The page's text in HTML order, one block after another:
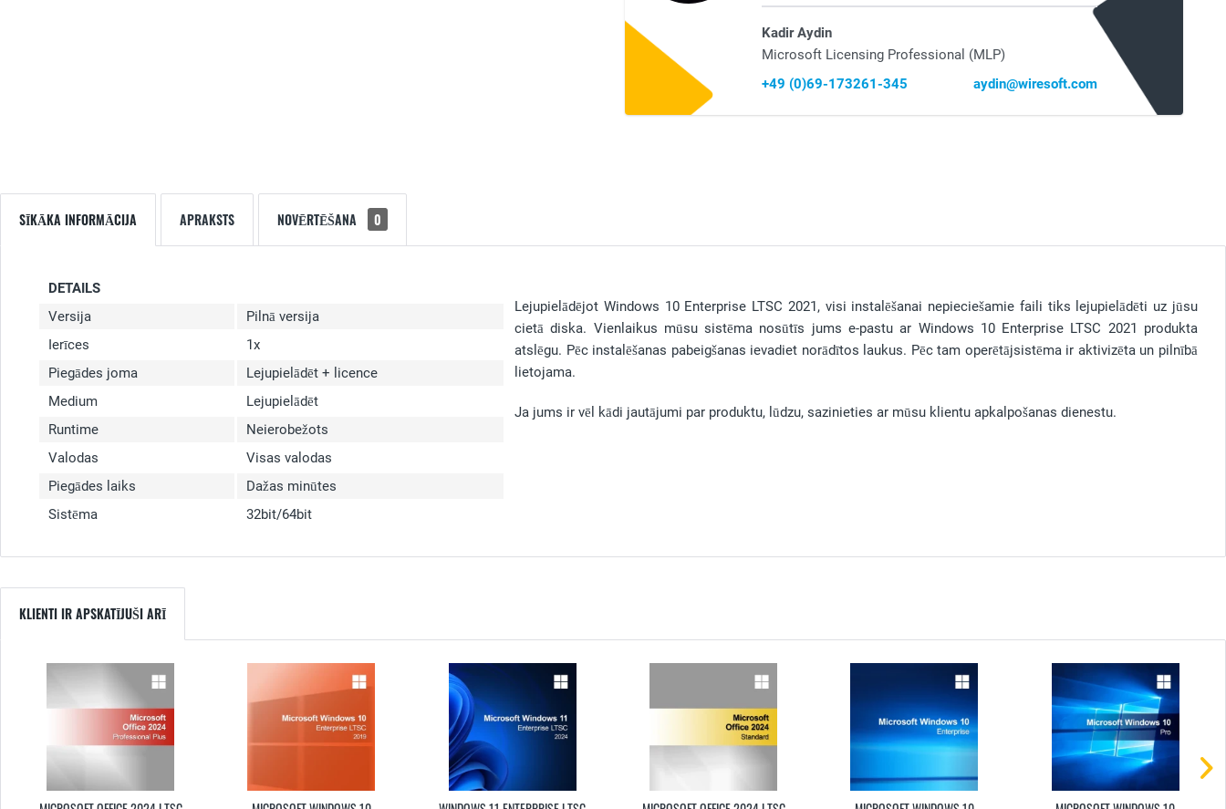
Kadir Aydin
Microsoft Licensing Professional (MLP)
+49 (0)69-173261-345
aydin@wiresoft.com
SĪKĀKA INFORMĀCIJA APRAKSTS NOVĒRTĒŠANA 0
DETAILS
Versija
Pilnā versija
Ierīces
1x
Piegādes joma
Lejupielādēt + licence
Medium
Lejupielādēt
Runtime
Neierobežots
Valodas
Visas valodas
Piegādes laiks
Dažas minūtes
Sistēma
32bit/64bit
Lejupielādējot Windows 10 Enterprise LTSC 2021, visi instalēšanai nepieciešamie faili tiks lejupielādēti uz jūsu
cietā diska. Vienlaikus mūsu sistēma nosūtīs jums e-pastu ar Windows 10 Enterprise LTSC 2021 produkta
atslēgu. Pēc instalēšanas pabeigšanas ievadiet norādītos laukus. Pēc tam operētājsistēma ir aktivizēta un pilnībā
lietojama.
Ja jums ir vēl kādi jautājumi par produktu, lūdzu, sazinieties ar mūsu klientu apkalpošanas dienestu.
KLIENTI IR APSKATĪJUŠI ARĪ